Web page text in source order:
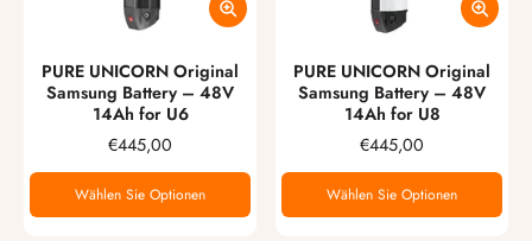
PURE UNICORN Original
Samsung Battery – 48V
14Ah for U6
€445,00
Wählen Sie Optionen
PURE UNICORN Original
Samsung Battery – 48V
14Ah for U8
€445,00
Wählen Sie Optionen